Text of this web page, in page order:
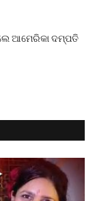
ଆମେରିକା ଦମ୍ପତି